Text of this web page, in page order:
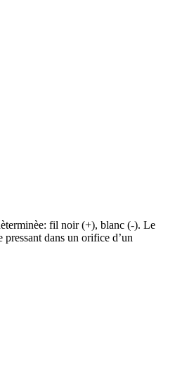
fil noir (+), blanc (-). Le
dans un orifice d’un